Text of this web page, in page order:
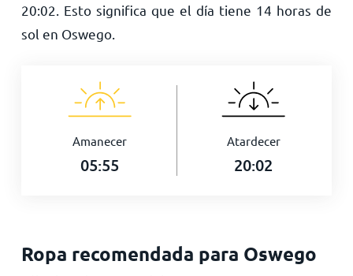
20:02 . Esto significa que el día tiene 14 horas de
sol en Oswego.
Amanecer
05:55
Atardecer
20:02
Ropa recomendada para Oswego